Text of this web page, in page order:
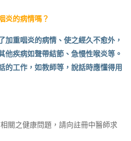
炎的病情嗎？
加重咽炎的病情、使之經久不愈外，
他疾病如聲帶結節、急慢性喉炎等。
的工作，如教師等，說話時應懂得用
關之健康問題，請向註冊中醫師求